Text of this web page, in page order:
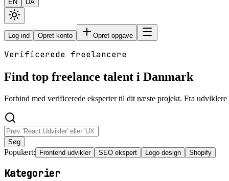
EN DA
Log ind Opret konto Opret opgave
Verificerede freelancere
Find top freelance talent i Danmark
Forbind med verificerede eksperter til dit næste projekt. Fra
Søg
Populært: Frontend udvikler SEO ekspert Logo design Shopify
Kategorier